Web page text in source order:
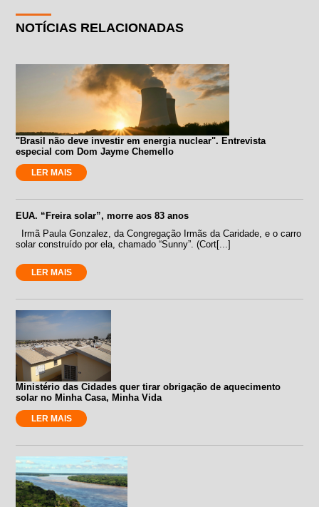
NOTÍCIAS RELACIONADAS
"Brasil não deve investir em energia nuclear". Entrevista
especial com Dom Jayme Chemello
LER MAIS
EUA. “Freira solar”, morre aos 83 anos
Irmã Paula Gonzalez, da Congregação Irmãs da Caridade, e o carro
solar construído por ela, chamado “Sunny”. (Cort[...]
LER MAIS
Ministério das Cidades quer tirar obrigação de aquecimento
solar no Minha Casa, Minha Vida
LER MAIS